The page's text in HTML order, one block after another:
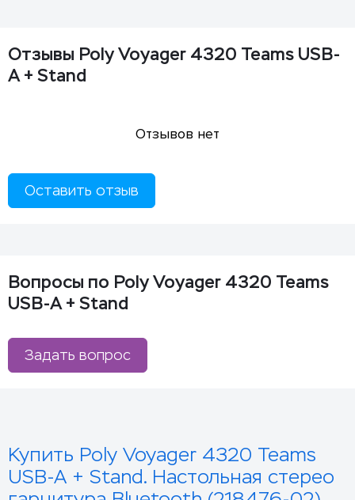
Отзывы Poly Voyager 4320 Teams USB-
A + Stand
Отзывов нет
Оставить отзыв
Вопросы по Poly Voyager 4320 Teams
USB-A + Stand
Задать вопрос
Купить Poly Voyager 4320 Teams
USB-A + Stand. Настольная стерео